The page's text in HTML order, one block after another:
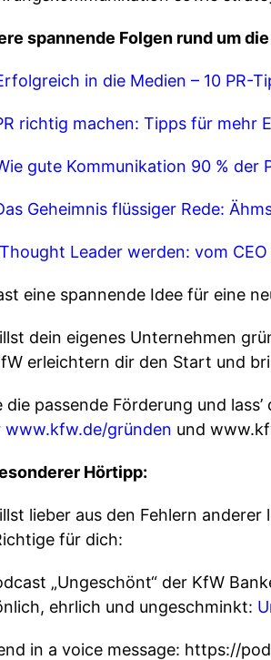
spannende Folgen rund um
in die Medien – 10 PR-
richtig machen: Tipps für mehr
gute Kommunikation 90 % der
Geheimnis flüssiger Rede:
Leader werden: vom
eine spannende Idee für eine
dein eigenes Unternehmen
erleichtern dir den Start und
die passende Förderung und
⁠⁠www.kfw.de/gründen⁠⁠ und
Hörtipp:
lieber aus den Fehlern
für dich:
„Ungeschönt“ der KfW
ehrlich und ungeschminkt:
in a voice message: https://